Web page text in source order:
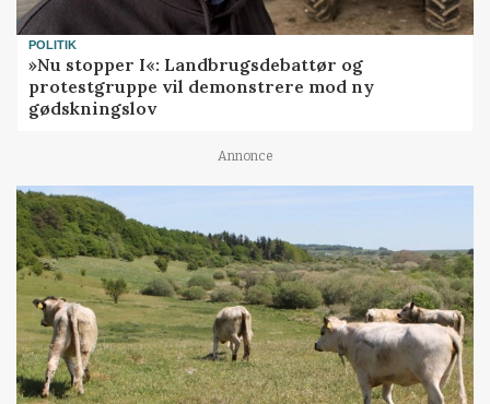
POLITIK
»Nu stopper I«: Landbrugsdebattør og
protestgruppe vil demonstrere mod ny
gødskningslov
Annonce